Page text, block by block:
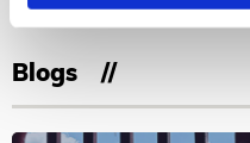
Blogs